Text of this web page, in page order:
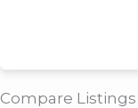
Compare Listings